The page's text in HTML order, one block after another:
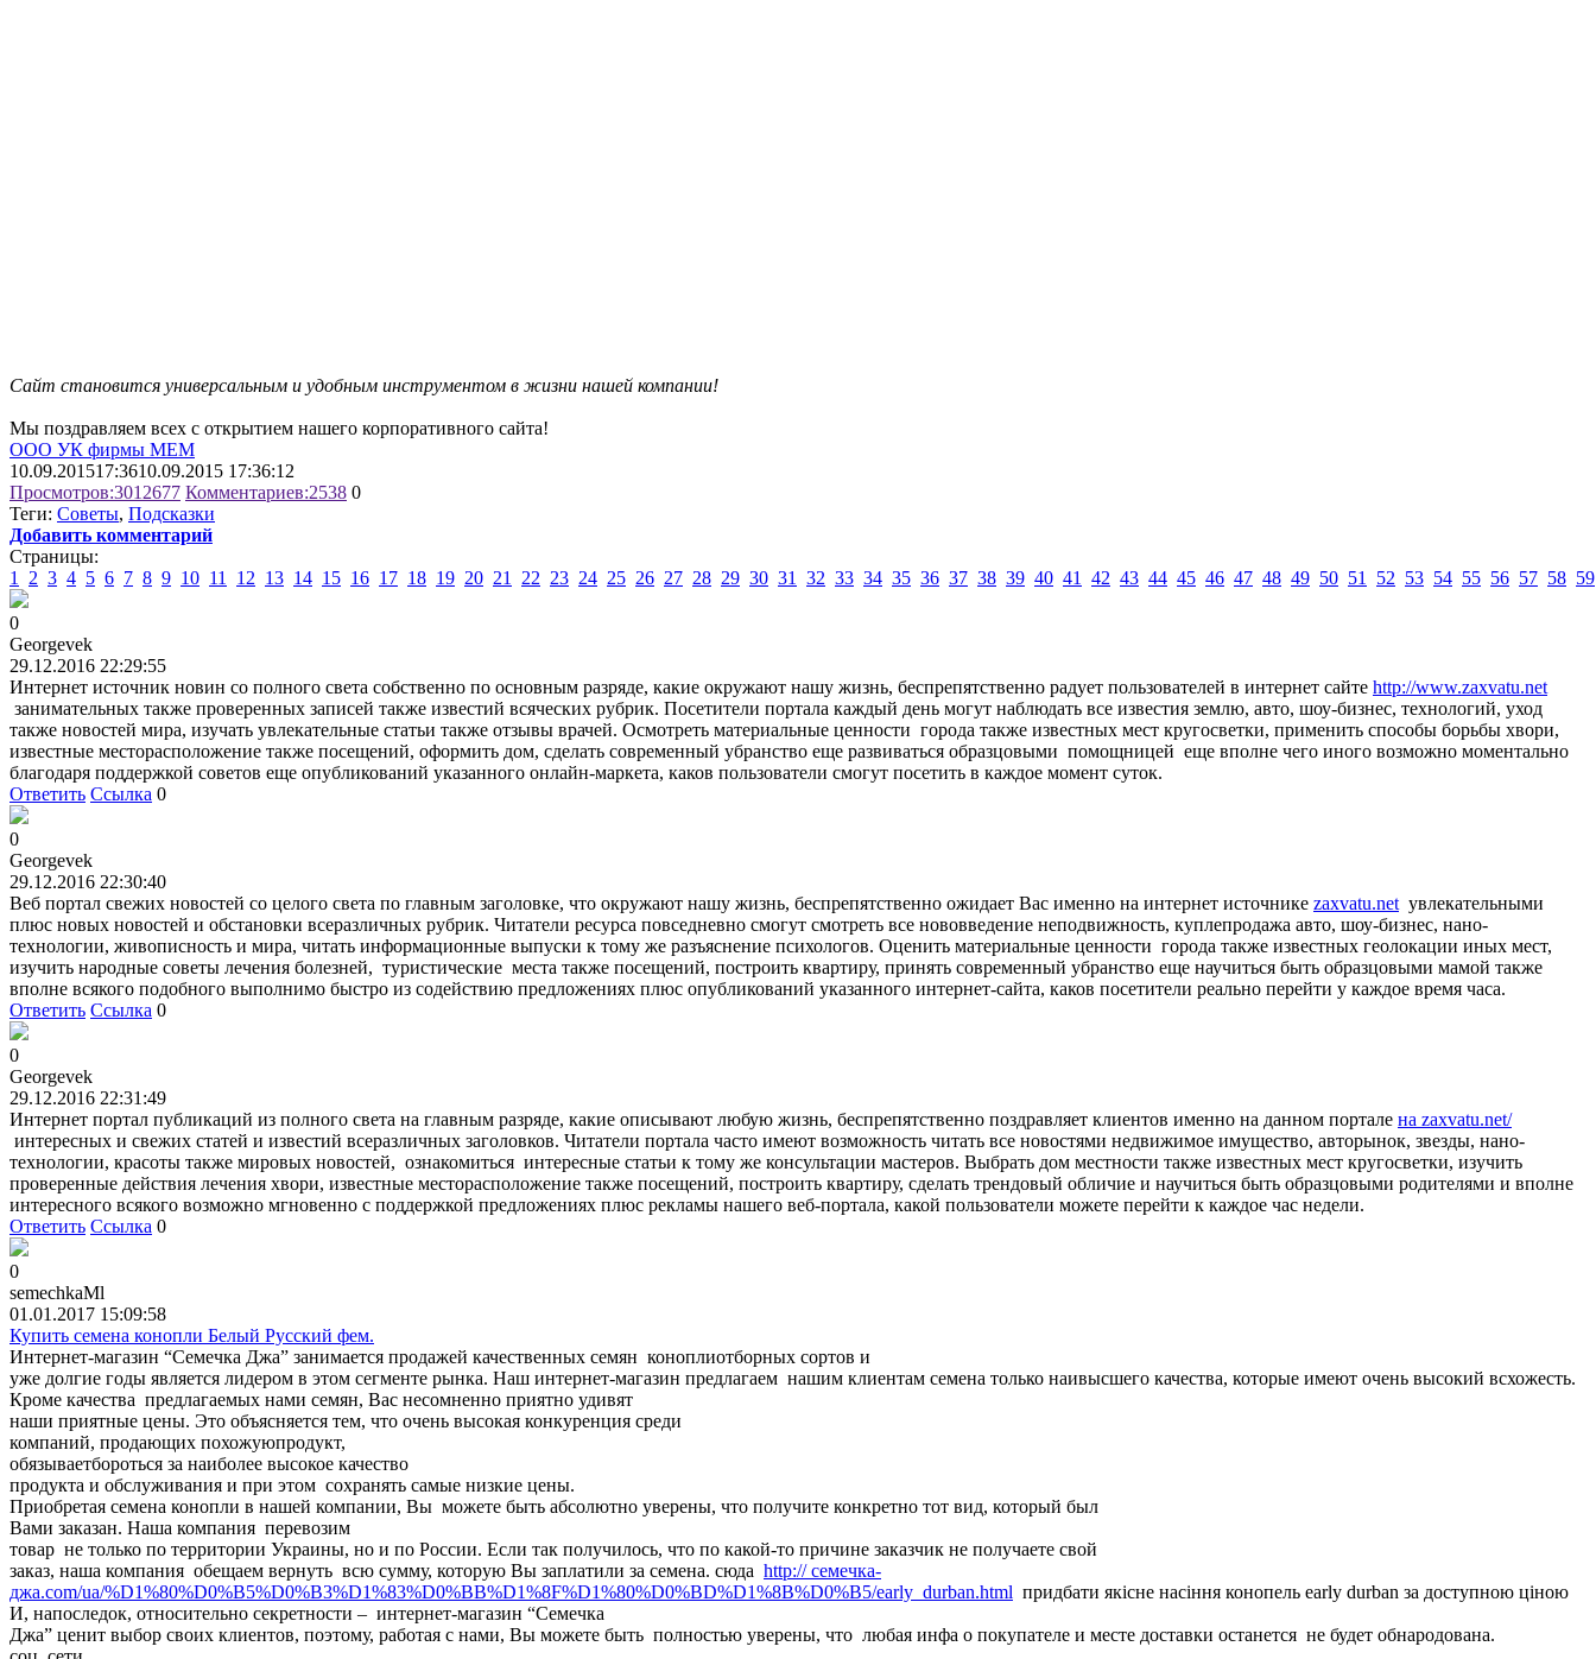
Сайт становится универсальным и удобным инструментом в жизни нашей компании!
Мы поздравляем всех с открытием нашего корпоративного сайта!
ООО УК фирмы МЕМ
10.09.201517:3610.09.2015 17:36:12
Просмотров:3012677 Комментариев:2538 0
Теги: Советы, Подсказки
Добавить комментарий
Страницы:
1
2 3 4 5 6 7 8 9 10 11 12 13 14 15 16 17 18 19 20 21 22 23 24 25 26 27 28 29 30 31 32 33 34 35 36 37 38 39 40 41 42 43 44 45 46 47 48 49 50 51 52 53 54 55 56 57 58 59
0
Georgevek
29.12.2016 22:29:55
Интернет источник новин со полного света собственно по основным разряде, какие окружают нашу жизнь, беспрепятственно радует пользователей в интернет сайте http://www.zaxvatu.net
занимательных также проверенных записей также известий всяческих рубрик. Посетители портала каждый день могут наблюдать все известия землю, авто, шоу-бизнес, технологий, уход
также новостей мира, изучать увлекательные статьи также отзывы врачей. Осмотреть материальные ценности города также известных мест кругосветки, применить способы борьбы хвори,
известные месторасположение также посещений, оформить дом, сделать современный убранство еще развиваться образцовыми помощницей еще вполне чего иного возможно моментально
благодаря поддержкой советов еще опубликований указанного онлайн-маркета, каков пользователи смогут посетить в каждое момент суток.
Ответить Ссылка 0
0
Georgevek
29.12.2016 22:30:40
Веб портал свежих новостей со целого света по главным заголовке, что окружают нашу жизнь, беспрепятственно ожидает Вас именно на интернет источнике zaxvatu.net увлекательными
плюс новых новостей и обстановки всеразличных рубрик. Читатели ресурса повседневно смогут смотреть все нововведение неподвижность, куплепродажа авто, шоу-бизнес, нано-
технологии, живописность и мира, читать информационные выпуски к тому же разъяснение психологов. Оценить материальные ценности города также известных геолокации иных мест,
изучить народные советы лечения болезней, туристические места также посещений, построить квартиру, принять современный убранство еще научиться быть образцовыми мамой также
вполне всякого подобного выполнимо быстро из содействию предложениях плюс опубликований указанного интернет-сайта, каков посетители реально перейти у каждое время часа.
Ответить Ссылка 0
0
Georgevek
29.12.2016 22:31:49
Интернет портал публикаций из полного света на главным разряде, какие описывают любую жизнь, беспрепятственно поздравляет клиентов именно на данном портале на zaxvatu.net/
интересных и свежих статей и известий всеразличных заголовков. Читатели портала часто имеют возможность читать все новостями недвижимое имущество, авторынок, звезды, нано-
технологии, красоты также мировых новостей, ознакомиться интересные статьи к тому же консультации мастеров. Выбрать дом местности также известных мест кругосветки, изучить
проверенные действия лечения хвори, известные месторасположение также посещений, построить квартиру, сделать трендовый обличие и научиться быть образцовыми родителями и вполне
интересного всякого возможно мгновенно с поддержкой предложениях плюс рекламы нашего веб-портала, какой пользователи можете перейти к каждое час недели.
Ответить Ссылка 0
0
semechkaMl
01.01.2017 15:09:58
Купить семена конопли Белый Русский фем.
Интернет-магазин “Семечка Джа” занимается продажей качественных семян коноплиотборных сортов и
уже долгие годы является лидером в этом сегменте рынка. Наш интернет-магазин предлагаем нашим клиентам семена только наивысшего качества, которые имеют очень высокий всхожесть.
Кроме качества предлагаемых нами семян, Вас несомненно приятно удивят
наши приятные цены. Это объясняется тем, что очень высокая конкуренция среди
компаний, продающих похожуюпродукт,
обязываетбороться за наиболее высокое качество
продукта и обслуживания и при этом сохранять самые низкие цены.
Приобретая семена конопли в нашей компании, Вы можете быть абсолютно уверены, что получите конкретно тот вид, который был
Вами заказан. Наша компания перевозим
товар не только по территории Украины, но и по России. Если так получилось, что по какой-то причине заказчик не получаете свой
заказ, наша компания обещаем вернуть всю сумму, которую Вы заплатили за семена. сюда http:// семечка-
джа.com/ua/%D1%80%D0%B5%D0%B3%D1%83%D0%BB%D1%8F%D1%80%D0%BD%D1%8B%D0%B5/early_durban.html придбати якісне насіння конопель early durban за доступною ціною
И, напоследок, относительно секретности – интернет-магазин “Семечка
Джа” ценит выбор своих клиентов, поэтому, работая с нами, Вы можете быть полностью уверены, что любая инфа о покупателе и месте доставки останется не будет обнародована.